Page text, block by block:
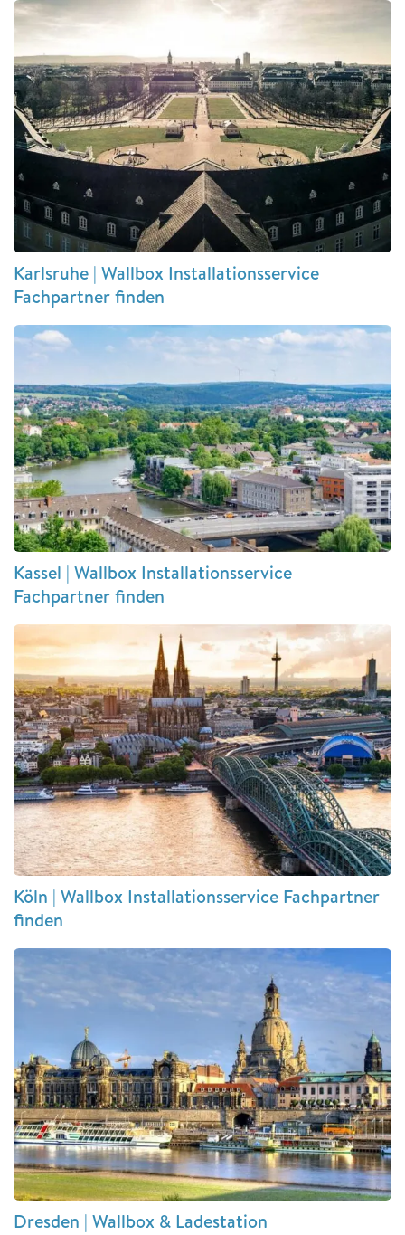
Karlsruhe | Wallbox Installationsservice
Fachpartner finden
Kassel | Wallbox Installationsservice
Fachpartner finden
Köln | Wallbox Installationsservice Fachpartner
finden
Dresden | Wallbox & Ladestation